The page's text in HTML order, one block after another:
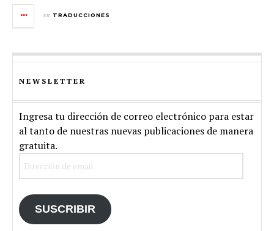
en TRADUCCIONES
NEWSLETTER
Ingresa tu dirección de correo electrónico para estar
al tanto de nuestras nuevas publicaciones de manera
gratuita.
SUSCRIBIR